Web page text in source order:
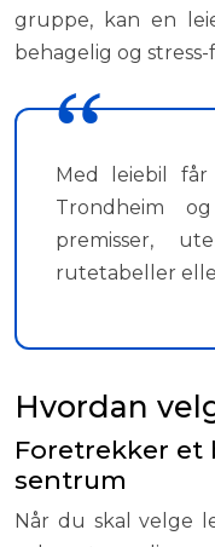
gruppe, kan en
behagelig og
Med leiebil
Trondheim
premisser,
rutetabeller
Hvordan
Foretrekker
sentrum
Når du skal velge